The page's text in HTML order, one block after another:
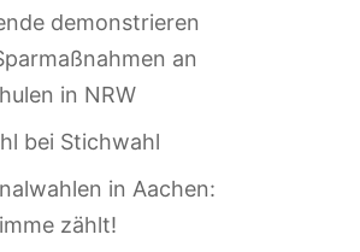
demonstrieren
an
in NRW
bei Stichwahl
in Aachen:
zählt!